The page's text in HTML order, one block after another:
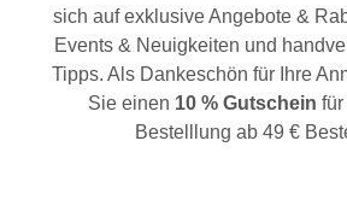
sich auf exklusive Angebote &
Events & Neuigkeiten und
Tipps. Als Dankeschön für Ihre
Sie einen 10 % Gutschein
Bestelllung ab 49 €